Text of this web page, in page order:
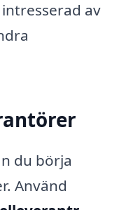
av
du börja
Använd